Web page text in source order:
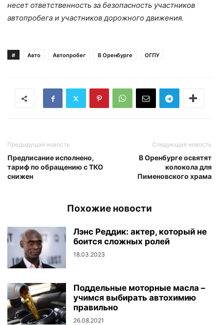
несет ответственность за безопасность участников
автопробега и участников дорожного движения.
# Авто Автопробег В Оренбурге ОГПУ
Предыдущая новость
Предписание исполнено,
тариф по обращению с ТКО
снижен
Следующая новость
В Оренбурге освятят
колокола для
Пименовского храма
Похожие новости
Лэнс Реддик: актер, который не
боится сложных ролей
18.03.2023
Поддельные моторные масла –
учимся выбирать автохимию
правильно
26.08.2021